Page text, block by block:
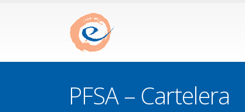
PFSA – Cartelera